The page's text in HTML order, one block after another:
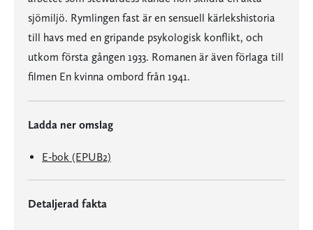
sjömiljö. Rymlingen fast är en sensuell kärlekshistoria
till havs med en gripande psykologisk konflikt, och
utkom första gången 1933. Romanen är även förlaga till
filmen En kvinna ombord från 1941.
Ladda ner omslag
E-bok (EPUB2)
Detaljerad fakta